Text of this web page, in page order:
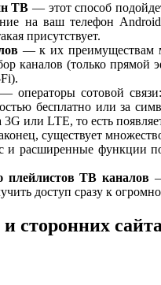
ТВ — этот способ
на ваш телефон
присутствует.
— к их преимуществам
каналов (только прямой
операторы сотовой
бесплатно или за
или LTE, то есть
существует
и расширенные функции
ТВ каналов
доступ сразу к
сторонних